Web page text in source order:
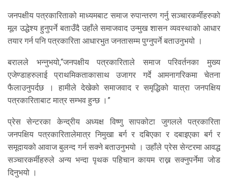
जनपक्षीय पत्रकारिताको माध्यमबाट समाज रुपान्तरण गर्नु सञ्चारकर्मीहरुको
मूल उद्धेश्य हुनुपर्ने बताउँदै उहाँले समाजवाद उन्मुख शासन व्यवस्थाको आधार
तयार गर्न पनि पत्रकारिता आधारभुत जनतासम्म पुग्नुपर्ने बताउनुभयो ।
बरालले भन्नुभयो,“जनपक्षीय पत्रकारिताले समाज परिवर्तनका मुख्य
एजेण्डाहरुलाई प्राथमिकताकासाथ उजागर गर्दे आमनागरिकमा चेतना
फैलाउनुपर्दछ । हामीले देखेको समाजवाद र समृद्धिको यात्रा जनपक्षिय
पत्रकारिताबाट मात्र सम्भव हुन्छ ।”
प्रेस सेन्टरका केन्द्रीय अध्यक्ष विष्णु सापकोटा जुगलले पत्रकारिता
जनपक्षिय पत्रकारितालेमात्र निमुखा बर्ग र दबिएका र दबाइएका बर्ग र
समूदायको आवाज बुलन्द गर्न सक्ने बताउनुभयो । उहाँले प्रेस सेन्टरमा आवद्ध
सञ्चारकर्मीहरुले अन्य भन्दा पृथक पहिचान कायम राख्न सक्नुपर्नेमा जोड
दिनुभयो ।